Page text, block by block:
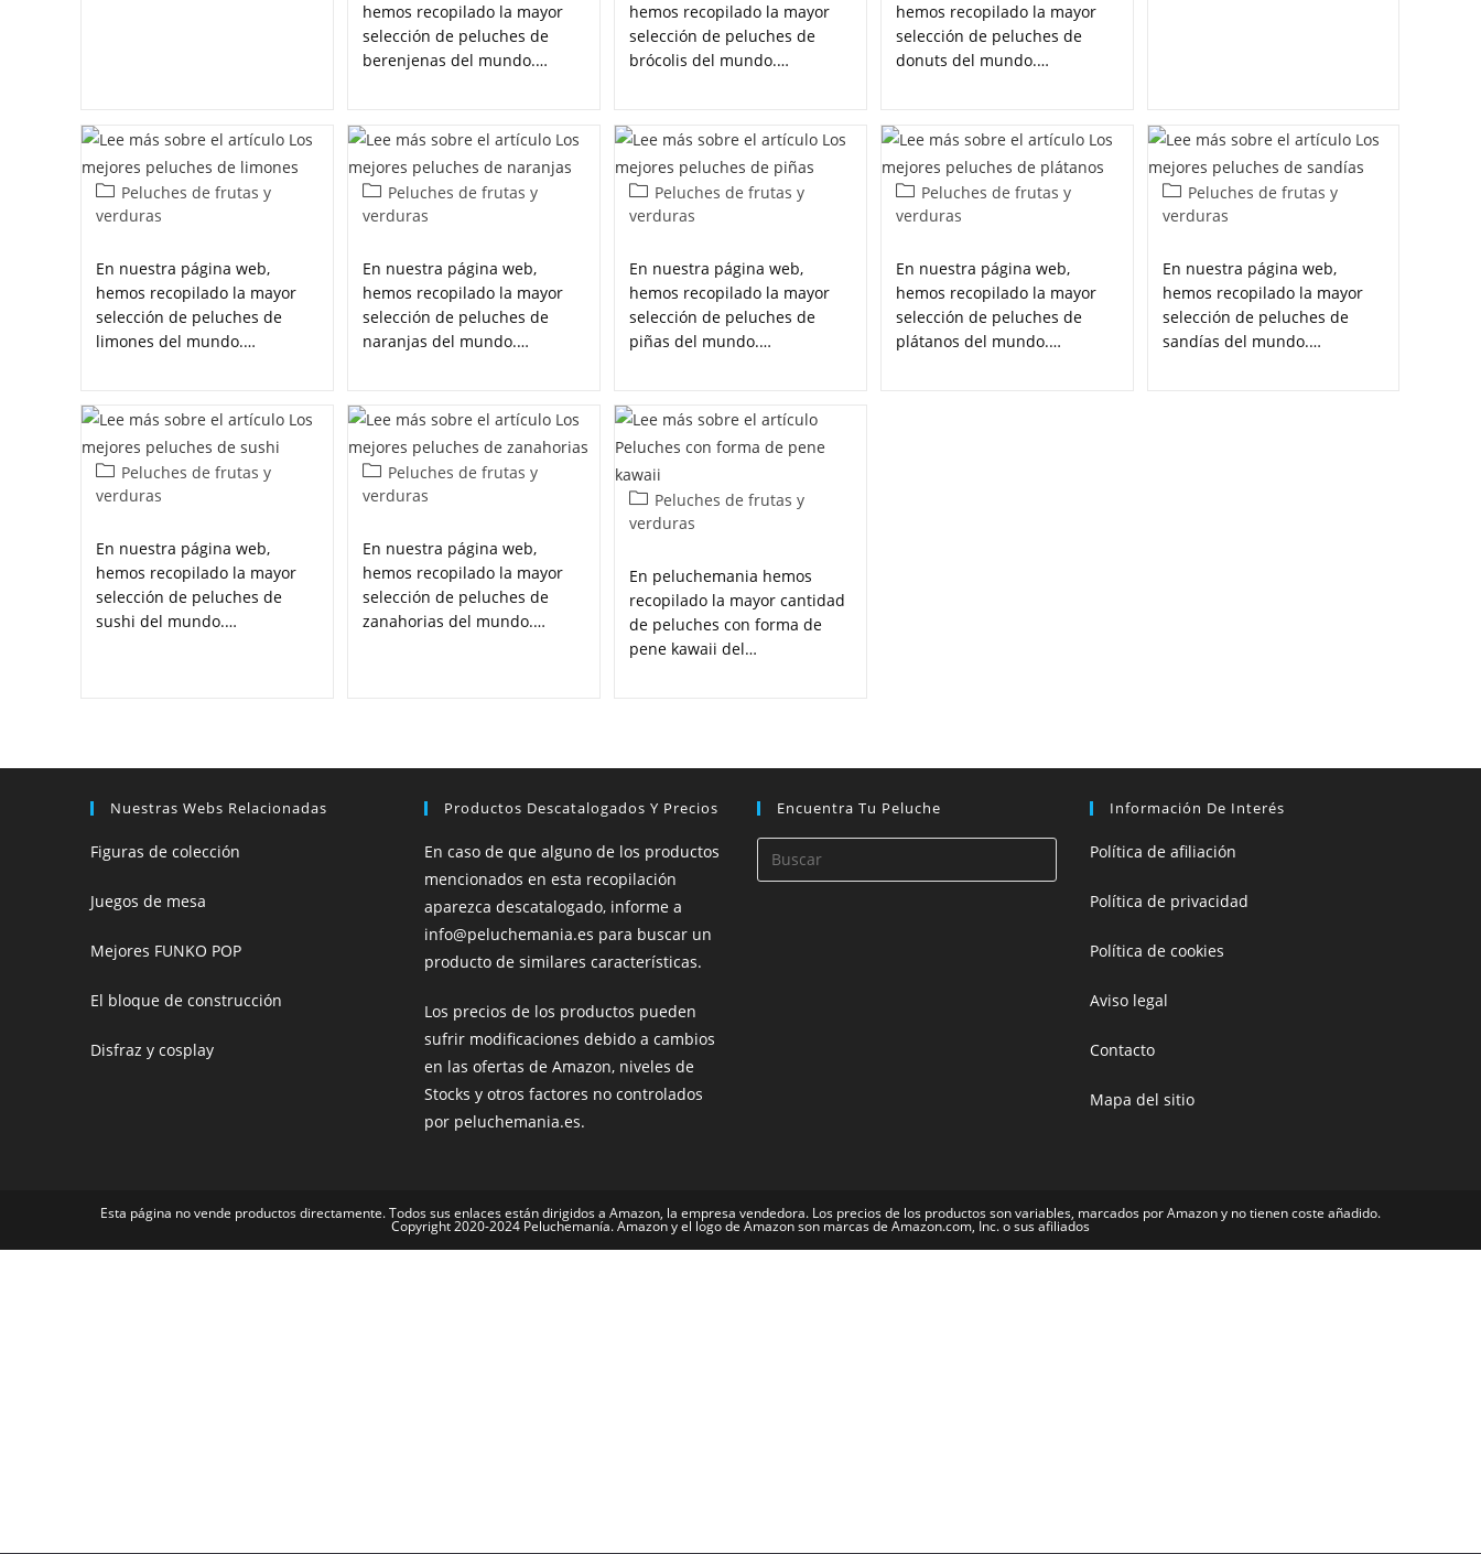
hemos recopilado la mayor
selección de peluches de
berenjenas del mundo.…
hemos recopilado la mayor
selección de peluches de
brócolis del mundo.…
hemos recopilado la mayor
selección de peluches de
donuts del mundo.…
Peluches de frutas y
verduras
En nuestra página web,
hemos recopilado la mayor
selección de peluches de
limones del mundo.…
Peluches de frutas y
verduras
En nuestra página web,
hemos recopilado la mayor
selección de peluches de
naranjas del mundo.…
Peluches de frutas y
verduras
En nuestra página web,
hemos recopilado la mayor
selección de peluches de
piñas del mundo.…
Peluches de frutas y
verduras
En nuestra página web,
hemos recopilado la mayor
selección de peluches de
plátanos del mundo.…
Peluches de frutas y
verduras
En nuestra página web,
hemos recopilado la mayor
selección de peluches de
sandías del mundo.…
Peluches de frutas y
verduras
En nuestra página web,
hemos recopilado la mayor
selección de peluches de
sushi del mundo.…
Peluches de frutas y
verduras
En nuestra página web,
hemos recopilado la mayor
selección de peluches de
zanahorias del mundo.…
Peluches de frutas y
verduras
En peluchemania hemos
recopilado la mayor cantidad
de peluches con forma de
pene kawaii del…
Nuestras Webs Relacionadas
Figuras de colección
Juegos de mesa
Mejores FUNKO POP
El bloque de construcción
Disfraz y cosplay
Productos Descatalogados Y Precios
En caso de que alguno de los productos
mencionados en esta recopilación
aparezca descatalogado, informe a
info@peluchemania.es para buscar un
producto de similares características.
Los precios de los productos pueden
sufrir modificaciones debido a cambios
en las ofertas de Amazon, niveles de
Stocks y otros factores no controlados
por peluchemania.es.
Encuentra Tu Peluche Información De Interés
Política de afiliación
Política de privacidad
Política de cookies
Aviso legal
Contacto
Mapa del sitio
Esta página no vende productos directamente. Todos sus enlaces están dirigidos a Amazon, la empresa vendedora. Los precios de los productos son variables, marcados por Amazon y no tienen coste añadido.
Copyright 2020-2024 Peluchemanía. Amazon y el logo de Amazon son marcas de Amazon.com, Inc. o sus afiliados